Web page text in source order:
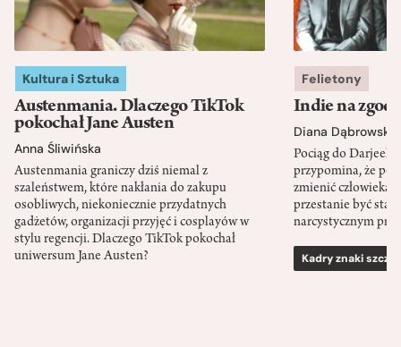
Kultura i Sztuka
Austenmania. Dlaczego TikTok
pokochał Jane Austen
Anna Śliwińska
Austenmania graniczy dziś niemal z
szaleństwem, które nakłania do zakupu
osobliwych, niekoniecznie przydatnych
gadżetów, organizacji przyjęć i cosplayów w
stylu regencji. Dlaczego TikTok pokochał
uniwersum Jane Austen?
Felietony
Indie na
Diana Dąbrowska
Pociąg do
przypomina, że
zmienić człowieka
przestanie być
narcystycznym
Kadry znaki